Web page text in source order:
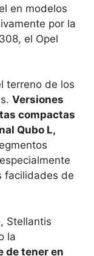
en modelos
por la
el Opel
terreno de los
Versiones
compactas
Qubo L,
facilidades de
Stellantis
la
de tener en